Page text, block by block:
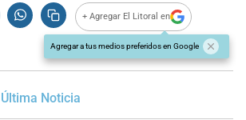
+ Agregar El Litoral en
Agregar a tus medios preferidos en Google
Última Noticia